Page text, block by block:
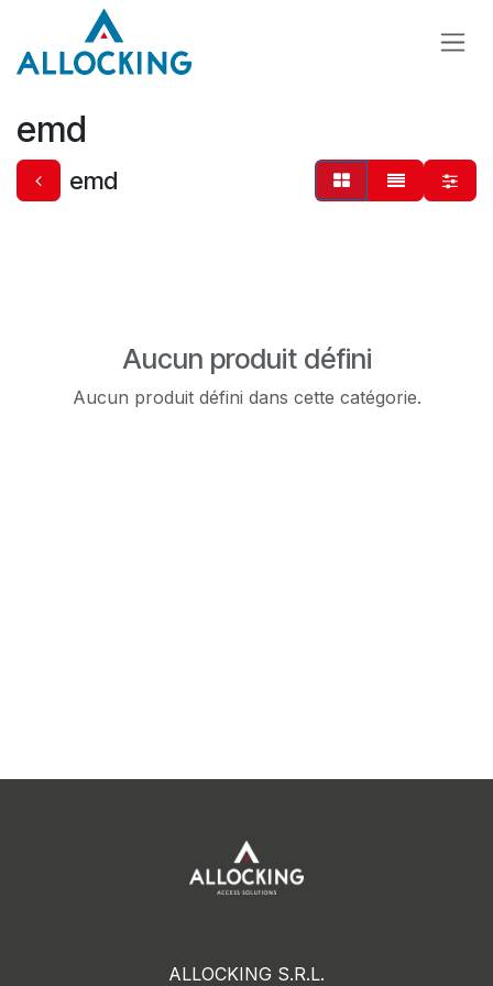
Se rendre au contenu
emd
emd
Aucun produit défini
Aucun produit défini dans cette catégorie.
ALLOCKING S.R.L.